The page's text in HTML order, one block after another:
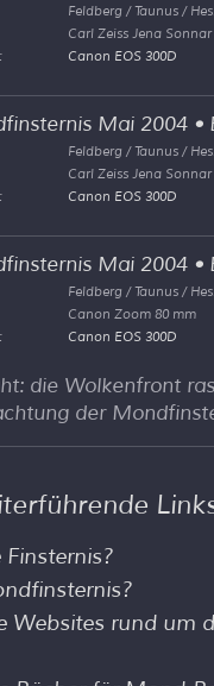
Feldberg / Taunus /
Carl Zeiss Jena
Canon EOS 300D
Mai 2004 •
Feldberg / Taunus /
Carl Zeiss Jena
Canon EOS 300D
Mai 2004 •
Feldberg / Taunus /
Canon Zoom 80 mm
Canon EOS 300D
die Wolkenfront
der
Websites rund um